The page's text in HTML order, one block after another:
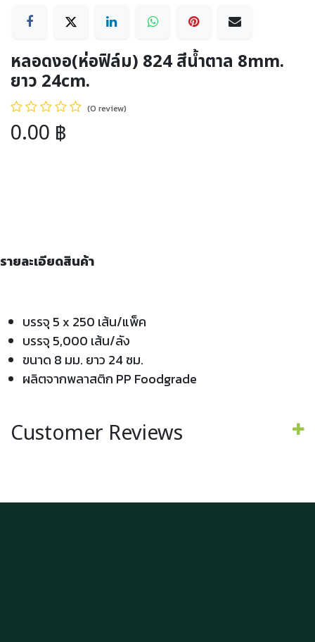
หลอดงอ(ห่อฟิล์ม) 824 สีน้ำตาล 8mm.
ยาว 24cm.
(0 review)
0.00 ฿
รายละเอียดสินค้า
บรรจุ 5 x 250 เส้น/แพ็ค
บรรจุ 5,000 เส้น/ลัง
ขนาด 8 มม. ยาว 24 ซม.
ผลิตจากพลาสติก PP Foodgrade
Customer Reviews